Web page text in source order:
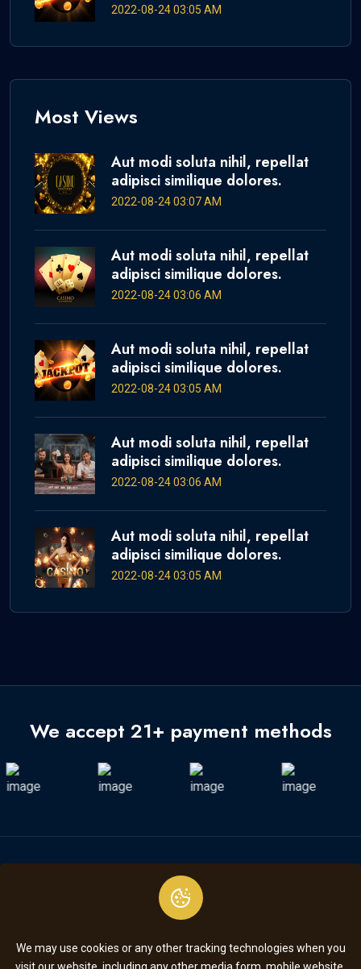
2022-08-24 03:05 AM
Most Views
Aut modi soluta nihil, repellat
adipisci similique dolores.
2022-08-24 03:07 AM
Aut modi soluta nihil, repellat
adipisci similique dolores.
2022-08-24 03:06 AM
Aut modi soluta nihil, repellat
adipisci similique dolores.
2022-08-24 03:05 AM
Aut modi soluta nihil, repellat
adipisci similique dolores.
2022-08-24 03:06 AM
Aut modi soluta nihil, repellat
adipisci similique dolores.
2022-08-24 03:05 AM
We accept 21+ payment methods
We may use cookies or any other tracking technologies when you